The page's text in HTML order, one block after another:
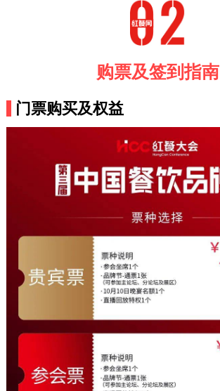
购票及签到指南
门票购买及权益